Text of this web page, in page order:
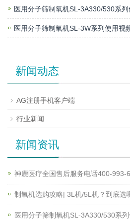
医用分子筛制氧机SL-3A330/530系
医用分子筛制氧机SL-3W系列使用视
新闻动态
AG注册手机客户端
行业新闻
新闻资讯
神鹿医疗全国售后服务电话400-993-
制氧机选购攻略| 3L机/5L机？到底选
医用分子筛制氧机SL-3A330/530系